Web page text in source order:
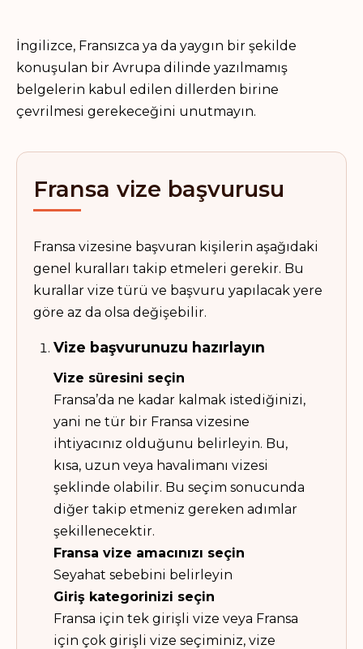
İngilizce, Fransızca ya da yaygın bir şekilde
konuşulan bir Avrupa dilinde yazılmamış
belgelerin kabul edilen dillerden birine
çevrilmesi gerekeceğini unutmayın.
Fransa vize başvurusu
Fransa vizesine başvuran kişilerin aşağıdaki
genel kuralları takip etmeleri gerekir. Bu
kurallar vize türü ve başvuru yapılacak yere
göre az da olsa değişebilir.
Vize başvurunuzu hazırlayın
Vize süresini seçin
Fransa’da ne kadar kalmak istediğinizi,
yani ne tür bir Fransa vizesine
ihtiyacınız olduğunu belirleyin. Bu,
kısa, uzun veya havalimanı vizesi
şeklinde olabilir. Bu seçim sonucunda
diğer takip etmeniz gereken adımlar
şekillenecektir.
Fransa vize amacınızı seçin
Seyahat sebebini belirleyin
Giriş kategorinizi seçin
Fransa için tek girişli vize veya Fransa
için çok girişli vize seçiminiz, vize